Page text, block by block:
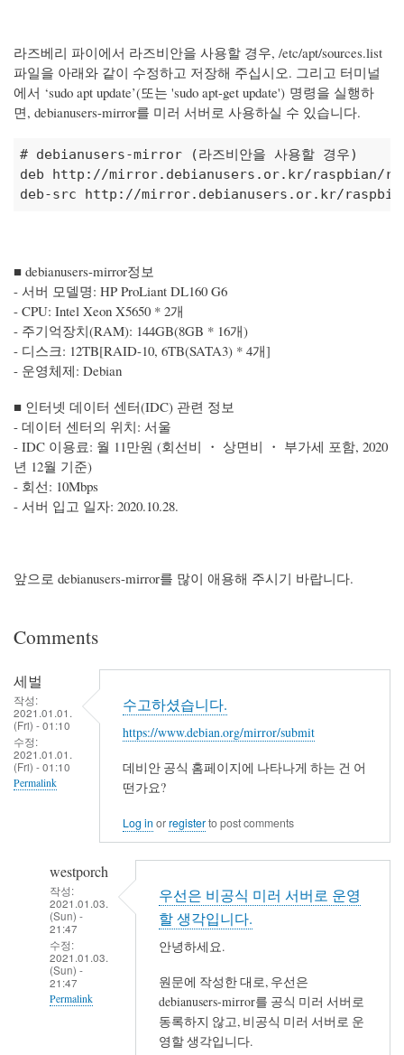
라즈베리 파이에서 라즈비안을 사용할 경우, /etc/apt/sources.list
파일을 아래와 같이 수정하고 저장해 주십시오. 그리고 터미널
에서 ‘sudo apt update’(또는 'sudo apt-get update') 명령을 실행하
면, debianusers-mirror를 미러 서버로 사용하실 수 있습니다.
# debianusers-mirror (라즈비안을 사용할 경우)
deb http://mirror.debianusers.or.kr/raspbian/
deb-src http://mirror.debianusers.or.kr/
■ debianusers-mirror정보
- 서버 모델명: HP ProLiant DL160 G6
- CPU: Intel Xeon X5650 * 2개
- 주기억장치(RAM): 144GB(8GB * 16개)
- 디스크: 12TB[RAID-10, 6TB(SATA3) * 4개]
- 운영체제: Debian
■ 인터넷 데이터 센터(IDC) 관련 정보
- 데이터 센터의 위치: 서울
- IDC 이용료: 월 11만원 (회선비 ・ 상면비 ・ 부가세 포함, 2020
년 12월 기준)
- 회선: 10Mbps
- 서버 입고 일자: 2020.10.28.
앞으로 debianusers-mirror를 많이 애용해 주시기 바랍니다.
Comments
세벌
작성:
2021.01.01.
(Fri) - 01:10
수정:
2021.01.01.
(Fri) - 01:10
Permalink
수고하셨습니다.
https://www.debian.org/mirror/submit
데비안 공식 홈페이지에 나타나게 하는 건 어
떤가요?
Log in orregisterto post comments
westporch
작성:
2021.01.03.
(Sun) -
21:47
수정:
2021.01.03.
(Sun) -
21:47
Permalink
우선은 비공식 미러 서버로 운영
할 생각입니다.
안녕하세요.
원문에 작성한 대로, 우선은
debianusers-mirror를 공식 미러 서버로
동록하지 않고, 비공식 미러 서버로 운
영할 생각입니다.